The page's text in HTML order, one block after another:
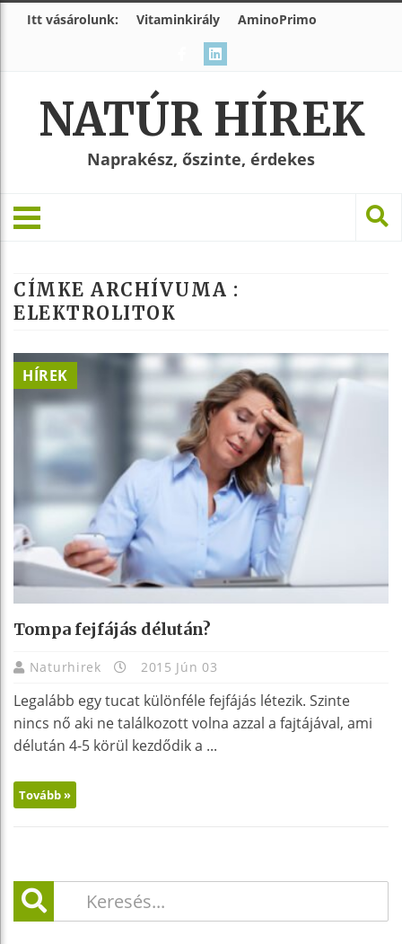
Itt vásárolunk: Vitaminkirály AminoPrimo
NATÚR HÍREK
Naprakész, őszinte, érdekes
CÍMKE ARCHÍVUMA :
ELEKTROLITOK
HÍREK
Tompa fejfájás délután?
Naturhirek 2015 Jún 03
Legalább egy tucat különféle fejfájás létezik. Szinte
nincs nő aki ne találkozott volna azzal a fajtájával, ami
délután 4-5 körül kezdődik a ...
Tovább »